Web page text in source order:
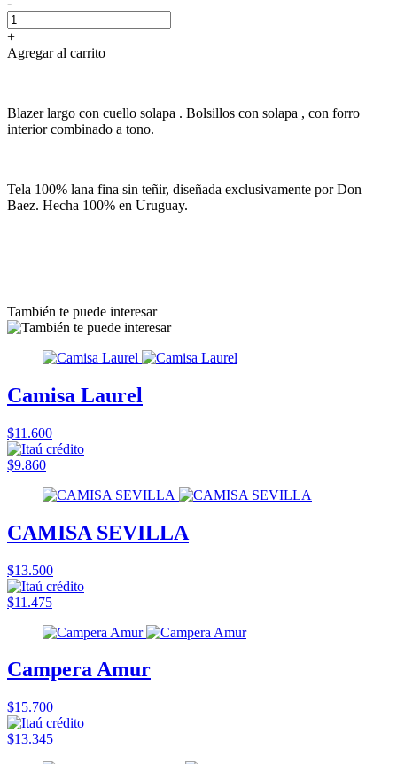
+
Agregar al carrito
Blazer largo con cuello solapa . Bolsillos con solapa , con forro
interior combinado a tono.
Tela 100% lana fina sin teñir, diseñada exclusivamente por Don
Baez. Hecha 100% en Uruguay.
También te puede interesar
Camisa Laurel
$11.600
$9.860
CAMISA SEVILLA
$13.500
$11.475
Campera Amur
$15.700
$13.345